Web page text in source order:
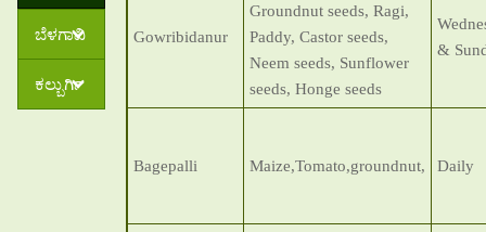
ಬೆಳಗಾವಿ
ಕಲ್ಬುರ್ಗಿ
Gowribidanur
Groundnut seeds, Ragi,
Paddy, Castor seeds,
Neem seeds, Sunflower
seeds, Honge seeds
&
Bagepalli Maize,Tomato,groundnut, Daily